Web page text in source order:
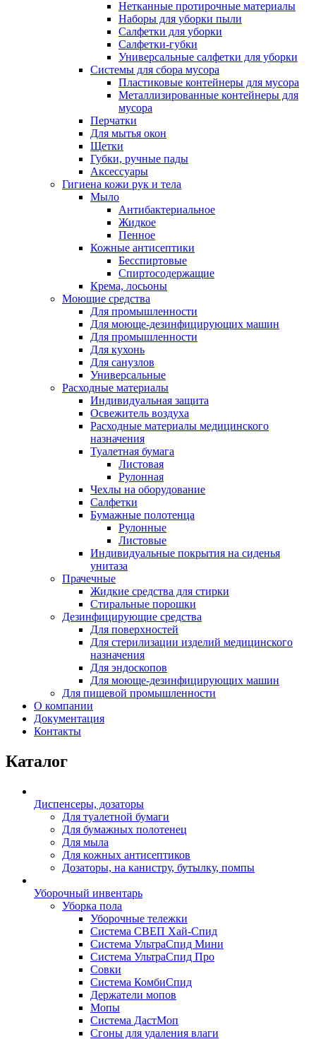
Нетканные протирочные материалы
Наборы для уборки пыли
Салфетки для уборки
Салфетки-губки
Универсальные салфетки для уборки
Системы для сбора мусора
Пластиковые контейнеры для мусора
Металлизированные контейнеры для
мусора
Перчатки
Для мытья окон
Щетки
Губки, ручные пады
Аксессуары
Гигиена кожи рук и тела
Мыло
Антибактериальное
Жидкое
Пенное
Кожные антисептики
Бесспиртовые
Cпиртосодержащие
Крема, лосьоны
Моющие средства
Для промышленности
Для моюще-дезинфицирующих машин
Для промышленности
Для кухонь
Для санузлов
Универсальные
Расходные материалы
Индивидуальная защита
Освежитель воздуха
Расходные материалы медицинского
назначения
Туалетная бумага
Листовая
Рулонная
Чехлы на оборудование
Салфетки
Бумажные полотенца
Рулонные
Листовые
Индивидуальные покрытия на сиденья
унитаза
Прачечные
Жидкие средства для стирки
Стиральные порошки
Дезинфицирующие средства
Для поверхностей
Для стерилизации изделий медицинского
назначения
Для эндоскопов
Для моюще-дезинфицирующих машин
Для пищевой промышленности
О компании
Документация
Контакты
Каталог
Диспенсеры, дозаторы
Для туалетной бумаги
Для бумажных полотенец
Для мыла
Для кожных антисептиков
Дозаторы, на канистру, бутылку, помпы
Уборочный инвентарь
Уборка пола
Уборочные тележки
Система СВЕП Хай-Спид
Система УльтраСпид Мини
Система УльтраСпид Про
Совки
Система КомбиСпид
Держатели мопов
Мопы
Система ДастМоп
Сгоны для удаления влаги